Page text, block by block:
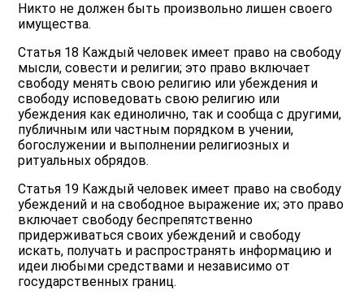
Никто не должен быть произвольно лишен своего
имущества.
Статья 18 Каждый человек имеет право на свободу
мысли, совести и религии; это право включает
свободу менять свою религию или убеждения и
свободу исповедовать свою религию или
убеждения как единолично, так и сообща с другими,
публичным или частным порядком в учении,
богослужении и выполнении религиозных и
ритуальных обрядов.
Статья 19 Каждый человек имеет право на свободу
убеждений и на свободное выражение их; это право
включает свободу беспрепятственно
придерживаться своих убеждений и свободу
искать, получать и распространять информацию и
идеи любыми средствами и независимо от
государственных границ.